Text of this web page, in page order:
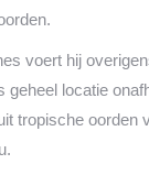
voert hij
geheel locatie
tropische oorden